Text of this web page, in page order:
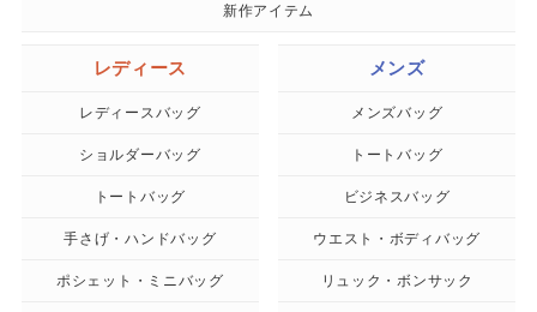
新作アイテム
レディース
レディースバッグ
ショルダーバッグ
トートバッグ
手さげ・ハンドバッグ
ポシェット・ミニバッグ
メンズ
メンズバッグ
トートバッグ
ビジネスバッグ
ウエスト・ボディバッグ
リュック・ボンサック